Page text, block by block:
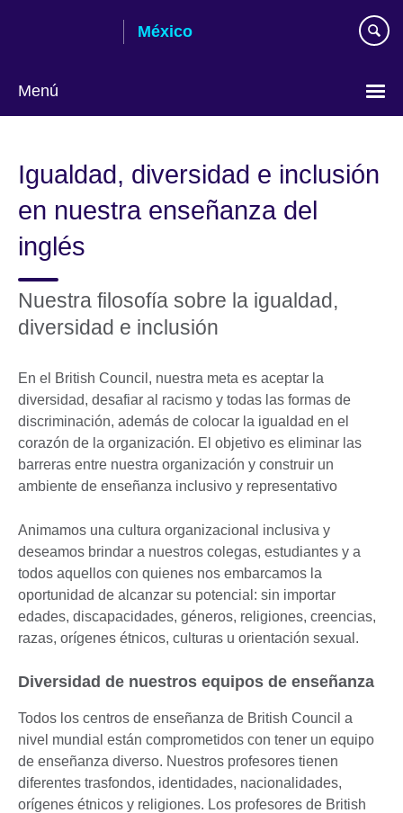
México
Menú
language
Igualdad, diversidad e inclusión
en nuestra enseñanza del
inglés
Nuestra filosofía sobre la igualdad,
diversidad e inclusión
En el British Council, nuestra meta es aceptar la
diversidad, desafiar al racismo y todas las formas de
discriminación, además de colocar la igualdad en el
corazón de la organización. El objetivo es eliminar las
barreras entre nuestra organización y construir un
ambiente de enseñanza inclusivo y representativo
Animamos una cultura organizacional inclusiva y
deseamos brindar a nuestros colegas, estudiantes y a
todos aquellos con quienes nos embarcamos la
oportunidad de alcanzar su potencial: sin importar
edades, discapacidades, géneros, religiones, creencias,
razas, orígenes étnicos, culturas u orientación sexual.
Diversidad de nuestros equipos de enseñanza
Todos los centros de enseñanza de British Council a
nivel mundial están comprometidos con tener un equipo
de enseñanza diverso. Nuestros profesores tienen
diferentes trasfondos, identidades, nacionalidades,
orígenes étnicos y religiones. Los profesores de British